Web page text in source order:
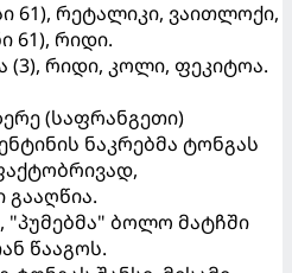
61), რეტალიკი, ვაითლოქი,
61), რიდი.
(3), რიდი, კოლი, ფეკიტოა.
(საფრანგეთი)
ნაკრებმა ტონგას
ბოლო მატჩში
წააგოს.